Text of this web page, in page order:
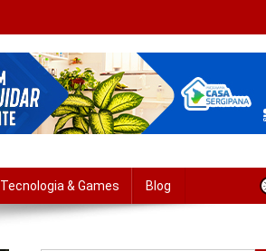
Tecnologia & Games Blog